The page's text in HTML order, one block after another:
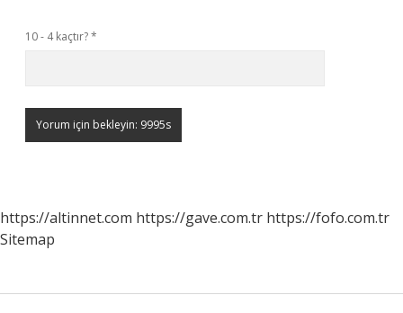
10 - 4 kaçtır?*
https://altinnet.com https://gave.com.tr https://fofo.com.tr
Sitemap